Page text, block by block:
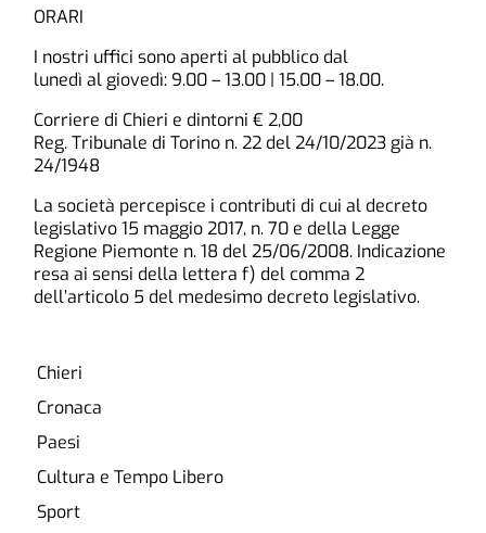
ORARI
I nostri uffici sono aperti al pubblico dal
lunedì al giovedì: 9.00 – 13.00 | 15.00 – 18.00.
Corriere di Chieri e dintorni € 2,00
Reg. Tribunale di Torino n. 22 del 24/10/2023 già n.
24/1948
La società percepisce i contributi di cui al decreto
legislativo 15 maggio 2017, n. 70 e della Legge
Regione Piemonte n. 18 del 25/06/2008. Indicazione
resa ai sensi della lettera f) del comma 2
dell’articolo 5 del medesimo decreto legislativo.
Chieri
Cronaca
Paesi
Cultura e Tempo Libero
Sport